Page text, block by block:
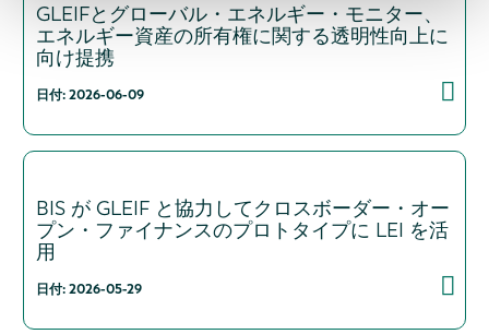
GLEIFとグローバル・エネルギー・モニター、
エネルギー資産の所有権に関する透明性向上に
向け提携
日付: 2026-06-09
BIS が GLEIF と協力してクロスボーダー・オー
プン・ファイナンスのプロトタイプに LEI を活
用
日付: 2026-05-29